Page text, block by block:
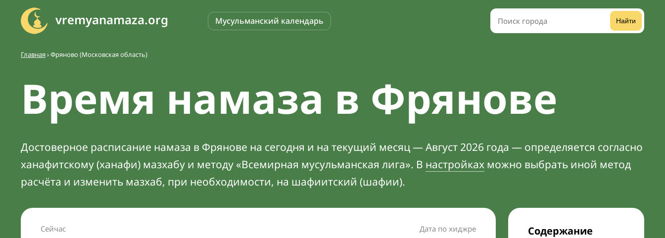
vremyanamaza.org Мусульманский календарь Найти
Главная›Фряново (Московская область)
Время намаза в Фрянове
Достоверное расписание намаза в Фрянове на сегодня и на текущий месяц — Август 2026 года — определяется согласно
ханафитскому (ханафи) мазхабу и методу «Всемирная мусульманская лига». В настройках можно выбрать иной метод
расчёта и изменить мазхаб, при необходимости, на шафиитский (шафии).
Содержание
Сейчас Дата по хиджре